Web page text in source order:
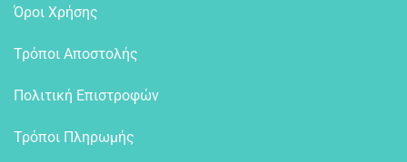
Όροι Χρήσης
Τρόποι Αποστολής
Πολιτική Επιστροφών
Τρόποι Πληρωμής